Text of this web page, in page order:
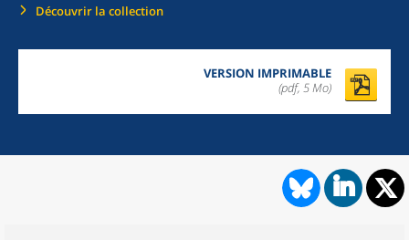
Découvrir la collection
VERSION IMPRIMABLE
(pdf, 5 Mo)